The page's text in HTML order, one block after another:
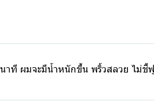
าที ผมจะมีน้ำหนักขึ้น พริ้วสลวย ไม่ชี้ฟู